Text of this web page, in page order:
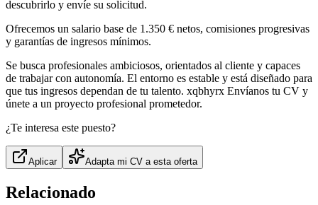
descubrirlo y envíe su solicitud.
Ofrecemos un salario base de 1.350 € netos, comisiones progresivas
y garantías de ingresos mínimos.
Se busca profesionales ambiciosos, orientados al cliente y capaces
de trabajar con autonomía. El entorno es estable y está diseñado para
que tus ingresos dependan de tu talento. xqbhyrx Envíanos tu CV y
únete a un proyecto profesional prometedor.
¿Te interesa este puesto?
Aplicar Adapta mi CV a esta oferta
Relacionado